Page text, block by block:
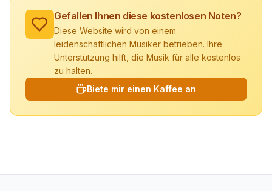
Gefallen Ihnen diese kostenlosen Noten?
Diese Website wird von einem
leidenschaftlichen Musiker betrieben. Ihre
Unterstützung hilft, die Musik für alle kostenlos
zu halten.
Biete mir einen Kaffee an